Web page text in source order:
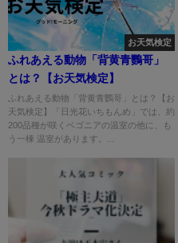
お天気検定
ふれあえる動物「背黄青鸚哥」
とは？【お天気検定】
ふれあえる動物「背黄青鸚哥」とは？【お
天気検定】「日光花いちもんめ」では、約
200品種が咲くベゴニアの温室の他に、も
う一棟 温室があります。...